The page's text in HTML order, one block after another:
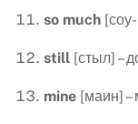
so much
still [стыл] –
mine [маин] –